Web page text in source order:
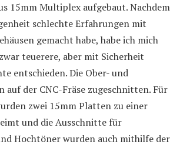
15mm Multiplex aufgebaut. Nachdem
schlechte Erfahrungen mit
gemacht habe, habe ich mich
teuerere, aber mit Sicherheit
entschieden. Die Ober- und
auf der CNC-Fräse zugeschnitten. Für
zwei 15mm Platten zu einer
und die Ausschnitte für
Hochtöner wurden auch mithilfe der